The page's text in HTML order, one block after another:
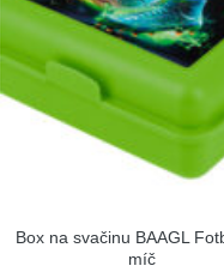
Box na svačinu BAAGL
míč